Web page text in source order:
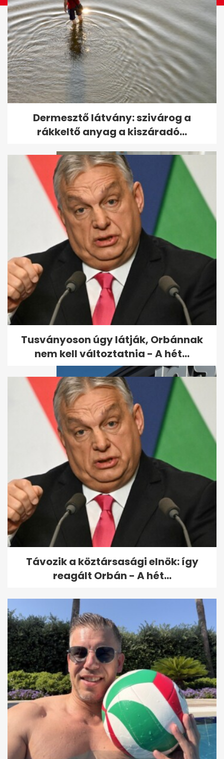
Turistákat szállító kisrepülő
zuhant le Thaiföldön, utasai...
Tömeges ételmérgezés egy
budapesti kórházban
Cipőtalpat töröltek a sajttal
és a földről vették fel a húst...
Dermesztő látvány: szivárog a
rákkeltő anyag a kiszáradó...
Tusványoson úgy látják, Orbánnak
nem kell változtatnia - A hét...
Távozik a köztársasági elnök: így
reagált Orbán - A hét...